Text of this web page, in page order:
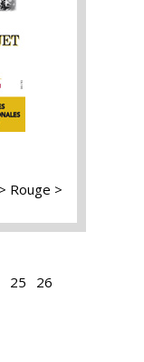
Rouge
25
26